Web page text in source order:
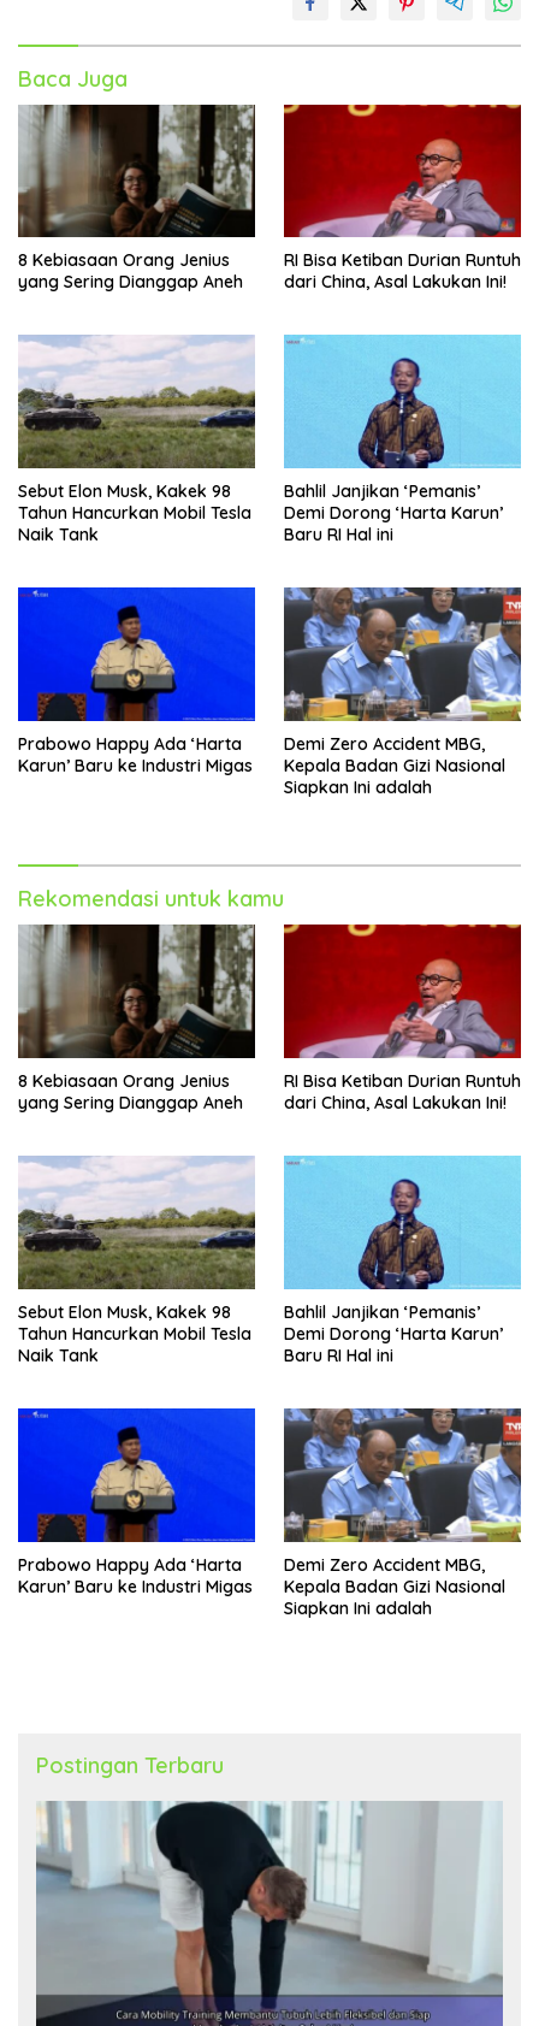
Baca Juga
8 Kebiasaan Orang Jenius
yang Sering Dianggap Aneh
RI Bisa Ketiban Durian Runtuh
dari China, Asal Lakukan Ini!
Sebut Elon Musk, Kakek 98
Tahun Hancurkan Mobil Tesla
Naik Tank
Bahlil Janjikan ‘Pemanis’
Demi Dorong ‘Harta Karun’
Baru RI Hal ini
Prabowo Happy Ada ‘Harta
Karun’ Baru ke Industri Migas
Demi Zero Accident MBG,
Kepala Badan Gizi Nasional
Siapkan Ini adalah
Rekomendasi untuk kamu
8 Kebiasaan Orang Jenius
yang Sering Dianggap Aneh
RI Bisa Ketiban Durian Runtuh
dari China, Asal Lakukan Ini!
Sebut Elon Musk, Kakek 98
Tahun Hancurkan Mobil Tesla
Naik Tank
Bahlil Janjikan ‘Pemanis’
Demi Dorong ‘Harta Karun’
Baru RI Hal ini
Prabowo Happy Ada ‘Harta
Karun’ Baru ke Industri Migas
Demi Zero Accident MBG,
Kepala Badan Gizi Nasional
Siapkan Ini adalah
Postingan Terbaru